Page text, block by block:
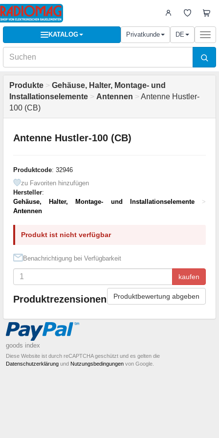
KATALOG Privatkunde DE
Produkte > Gehäuse, Halter, Montage- und
Installationselemente > Antennen > Antenne Hustler-
100 (CB)
Antenne Hustler-100 (CB)
Produktcode: 32946
zu Favoriten hinzufügen
Hersteller:
Gehäuse, Halter, Montage- und Installationselemente
>
Antennen
Produkt ist nicht verfügbar
Benachrichtigung bei Verfügbarkeit
kaufen
Produktrezensionen Produktbewertung abgeben
goods index
Diese Website ist durch reCAPTCHA geschützt und es gelten die
Datenschutzerklärung und Nutzungsbedingungen von Google.